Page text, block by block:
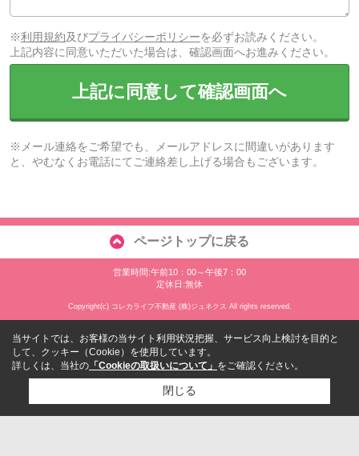
※利用規約及びプライバシーポリシーを必ずお読みください。
上記内容に同意いただいた場合は、確認画面へお進みください。
上記に同意して確認画面へ
※メール連絡をご希望でも、メールアドレスに間違いがあります
と、やむなくお電話にてご連絡差し上げる場合もございます。
ページトップに戻る
営業時間:午前10：00～午後7：00
定休日:無休
Copyright(c) コレカライフ不動産 (株)ジュネクス All rights reserved.
当サイトでは、お客様の当サイト利用状況把握、サービス向上検討を目的と
して、クッキー（Cookie）を使用しています。
詳しくは、当社の 「Cookieの取扱いについて」 をご確認ください。
閉じる